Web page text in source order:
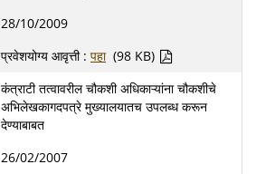
28/10/2009
प्रवेशयोग्य आवृत्ती : पहा (98 KB)
कंत्राटी तत्वावरील चौकशी अधिकाऱ्यांना चौकशीचे
अभिलेखकागदपत्रे मुख्यालयातच उपलब्ध करून
देण्याबाबत
26/02/2007